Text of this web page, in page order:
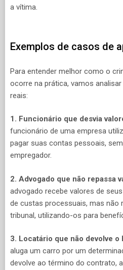
a vítima.
Exemplos de casos de
Para entender melhor como o
ocorre na prática, vamos
reais:
1. Funcionário que desvia
funcionário de uma empresa
pagar suas contas pessoais,
empregador.
2. Advogado que não repassa
advogado recebe valores de
de custas processuais, mas não
tribunal, utilizando-os para
3. Locatário que não devolve o
aluga um carro por um
devolve ao término do contrato,